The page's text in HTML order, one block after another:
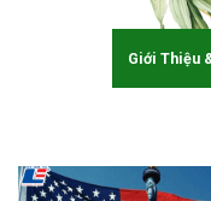
Giới Thiệu